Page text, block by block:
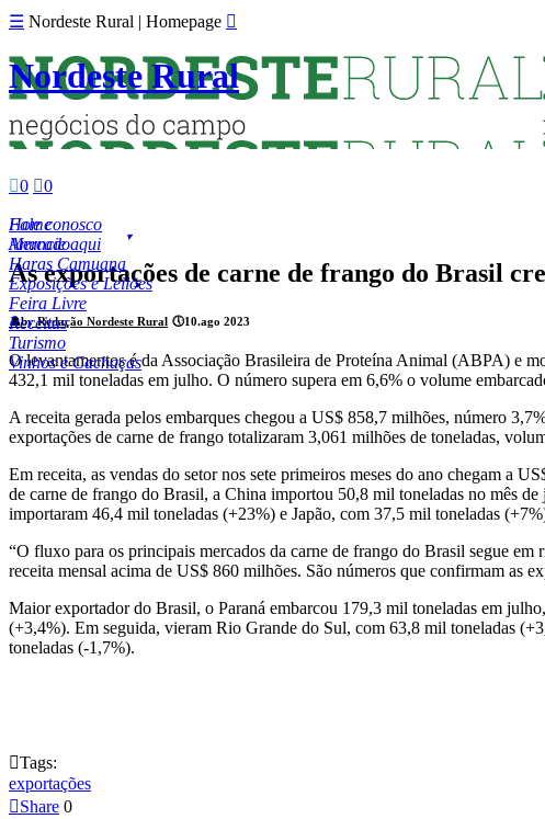
☰ Nordeste Rural | Homepage 
Nordeste Rural
0 0
Fale conosco
Anuncie aqui
Home
Mercado
Haras Camuana
Exposições e Leilões
Feira Livre
Receitas
Turismo
Vinhos e Cachaças
As exportações de carne de frango do Brasil
👤by Redação Nordeste Rural 🕔10.ago 2023
O levantamentos é da Associação Brasileira de Proteína Animal (ABPA) e
432,1 mil toneladas em julho. O número supera em 6,6% o volume
A receita gerada pelos embarques chegou a US$ 858,7 milhões, número
exportações de carne de frango totalizaram 3,061 milhões de toneladas,
Em receita, as vendas do setor nos sete primeiros meses do ano chegam a
de carne de frango do Brasil, a China importou 50,8 mil toneladas no mês
importaram 46,4 mil toneladas (+23%) e Japão, com 37,5 mil toneladas
“O fluxo para os principais mercados da carne de frango do Brasil segue
receita mensal acima de US$ 860 milhões. São números que confirmam as
Maior exportador do Brasil, o Paraná embarcou 179,3 mil toneladas em
(+3,4%). Em seguida, vieram Rio Grande do Sul, com 63,8 mil toneladas
toneladas (-1,7%).
Tags:
exportações
Share 0